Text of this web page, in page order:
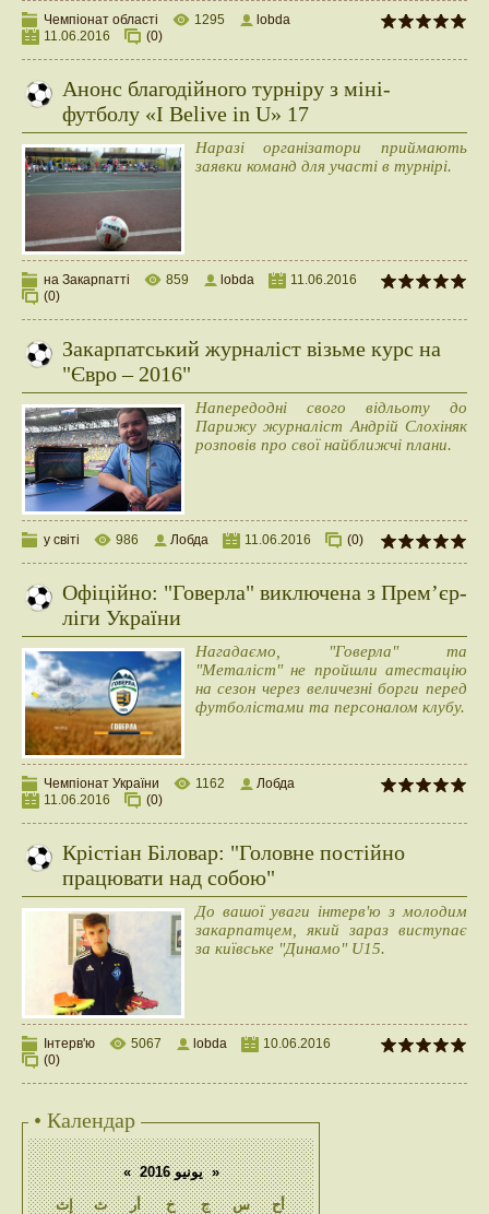
Чемпіонат області 1295
lobda
11.06.2016
(0)
Анонс благодійного турніру з міні-
футболу «I Belive in U» 17
Наразі організатори приймають
заявки команд для участі в турнірі.
на Закарпатті 859 lobda
11.06.2016
(0)
Закарпатський журналіст візьме курс на
"Євро – 2016"
Напередодні свого відльоту до
Парижу журналіст Андрій Слохіняк
розповів про свої найближчі плани.
у світі 986 Лобда 11.06.2016 (0)
Офіційно: "Говерла" виключена з Прем’єр-
ліги України
Нагадаємо, "Говерла" та
"Металіст" не пройшли атестацію
на сезон через величезні борги перед
футболістами та персоналом клубу.
Чемпіонат України 1162
Лобда
11.06.2016
(0)
Крістіан Біловар: "Головне постійно
працювати над собою"
До вашої уваги інтерв'ю з молодим
закарпатцем, який зараз виступає
за київське "Динамо" U15.
Інтерв'ю 5067 lobda
10.06.2016
(0)
• Календар
« يونيو 2016 »
إث
ث أر خ ج س أح